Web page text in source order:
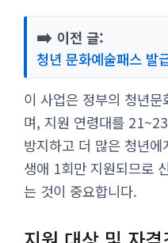
➡️ 이전 글:
청년 문화예술패스 발
이 사업은 정부의 청년
며, 지원 연령대를
방지하고 더 많은 청년
생애 1회만 지원되므로
는 것이 중요합니다.